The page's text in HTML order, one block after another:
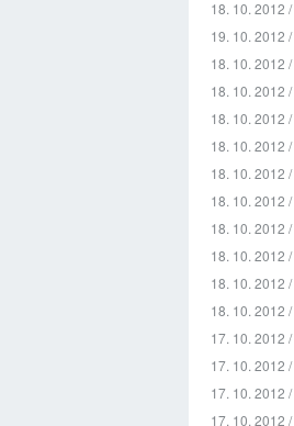
18. 10. 2012 /
19. 10. 2012 /
18. 10. 2012 /
18. 10. 2012 /
18. 10. 2012 /
18. 10. 2012 /
18. 10. 2012 /
18. 10. 2012 /
18. 10. 2012 /
18. 10. 2012 /
18. 10. 2012 /
18. 10. 2012 /
17. 10. 2012 /
17. 10. 2012 /
17. 10. 2012 /
17. 10. 2012 /